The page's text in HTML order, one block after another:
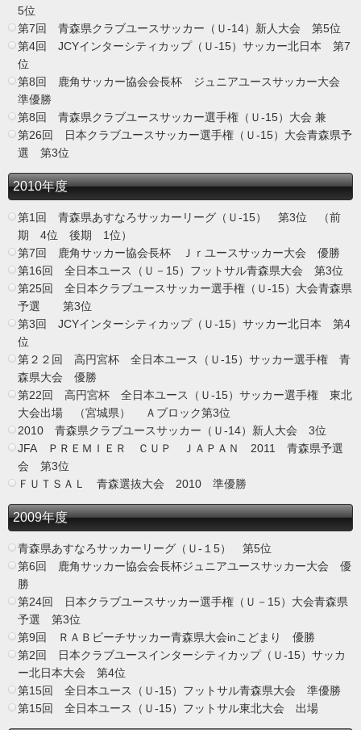
5位
第7回 青森県クラブユースサッカー（Ｕ-14）新人大会 第5位
第4回 JCYインターシティカップ（Ｕ-15）サッカー北日本 第7
位
第8回 鹿角サッカー協会会長杯 ジュニアユースサッカー大会
準優勝
第8回 青森県クラブユースサッカー選手権（Ｕ-15）大会 兼
第26回 日本クラブユースサッカー選手権（Ｕ-15）大会青森県予
選 第3位
2010年度
第1回 青森県あすなろサッカーリーグ（Ｕ-15） 第3位 （前
期 4位 後期 1位）
第7回 鹿角サッカー協会長杯 Ｊｒユースサッカー大会 優勝
第16回 全日本ユース（Ｕ－15）フットサル青森県大会 第3位
第25回 全日本クラブユースサッカー選手権（Ｕ-15）大会青森県
予選 第3位
第3回 JCYインターシティカップ（Ｕ-15）サッカー北日本 第4
位
第２２回 高円宮杯 全日本ユース（Ｕ-15）サッカー選手権 青
森県大会 優勝
第22回 高円宮杯 全日本ユース（Ｕ-15）サッカー選手権 東北
大会出場 （宮城県） Ａブロック第3位
2010 青森県クラブユースサッカー（Ｕ-14）新人大会 3位
JFA ＰＲＥＭＩＥＲ ＣＵＰ ＪＡＰＡＮ 2011 青森県予選
会 第3位
ＦＵＴＳＡＬ 青森選抜大会 2010 準優勝
2009年度
青森県あすなろサッカーリーグ（Ｕ-１5） 第5位
第6回 鹿角サッカー協会会長杯ジュニアユースサッカー大会 優
勝
第24回 日本クラブユースサッカー選手権（Ｕ－15）大会青森県
予選 第3位
第9回 ＲＡＢビーチサッカー青森県大会inこどまり 優勝
第2回 日本クラブユースインターシティカップ（Ｕ-15）サッカ
ー北日本大会 第4位
第15回 全日本ユース（Ｕ-15）フットサル青森県大会 準優勝
第15回 全日本ユース（Ｕ-15）フットサル東北大会 出場